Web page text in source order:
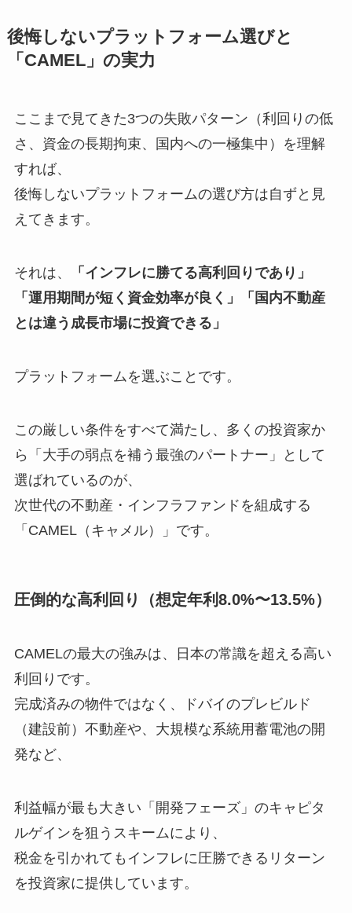
後悔しないプラットフォーム選びと
「CAMEL」の実力
ここまで見てきた3つの失敗パターン（利回りの低
さ、資金の長期拘束、国内への一極集中）を理解
すれば、
後悔しないプラットフォームの選び方は自ずと見
えてきます。
それは、
「インフレに勝てる高利回りであり」
「運用期間が短く資金効率が良く」「国内不動産
とは違う成長市場に投資できる」
プラットフォームを選ぶことです。
この厳しい条件をすべて満たし、多くの投資家か
ら「大手の弱点を補う最強のパートナー」として
選ばれているのが、
次世代の不動産・インフラファンドを組成する
「CAMEL（キャメル）」です。
圧倒的な高利回り（想定年利8.0%〜13.5%）
CAMELの最大の強みは、日本の常識を超える高い
利回りです。
完成済みの物件ではなく、ドバイのプレビルド
（建設前）不動産や、大規模な系統用蓄電池の開
発など、
利益幅が最も大きい「開発フェーズ」のキャピタ
ルゲインを狙うスキームにより、
税金を引かれてもインフレに圧勝できるリターン
を投資家に提供しています。